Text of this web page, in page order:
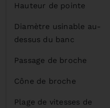
Hauteur de pointe
Diamètre usinable au-
dessus du banc
Passage de broche
Cône de broche
Plage de vitesses de